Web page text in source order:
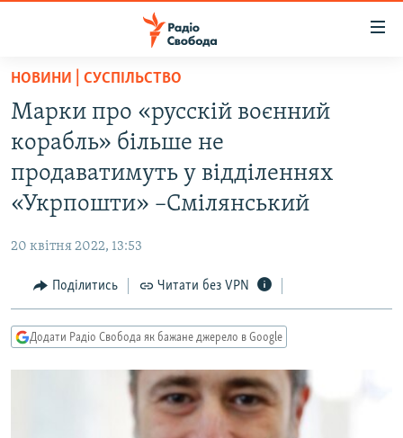
Перейти
основного
матеріалу
Перейти
до
основної
Перейти
пошуку
ВСЕ ЗА ДОБУ
СТАТТІ
ПОЛІТИКА
КУЛЬТУРА
СПОРТ
ВІЙНА
ДОНБАС.РЕАЛІЇ
КРИМ.РЕАЛІЇ
ТИ ЯК?
КИТАЙ.ВИКЛИКИ
НОВИНИ | СУСПІЛЬСТВО
Марки про «русскій воєнний
корабль» більше не
продаватимуть у відділеннях
«Укрпошти» –Смілянський
20 квітня 2022, 13:53
Поділитись Читати без VPN
Додати Радіо Свобода як бажане джерело в Google